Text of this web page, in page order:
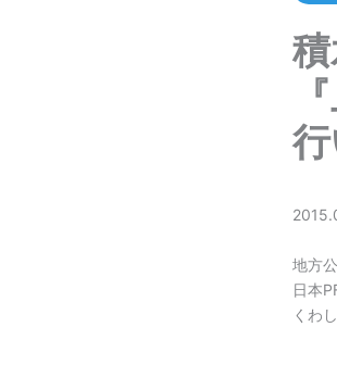
地方
日本
くわ